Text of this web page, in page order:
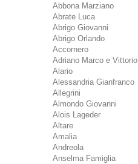
Abbona Marziano
Abrate Luca
Abrigo Giovanni
Abrigo Orlando
Accornero
Adriano Marco e Vittorio
Alario
Alessandria Gianfranco
Allegrini
Almondo Giovanni
Alois Lageder
Altare
Amalia
Andreola
Anselma Famiglia